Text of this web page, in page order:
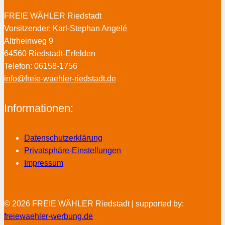
FREIE WÄHLER Riedstadt
Vorsitzender: Karl-Stephan Angelé
Altrheinweg 9
64560 Riedstadt-Erfelden
Telefon: 06158-1756
info@freie-waehler-riedstadt.de
Informationen:
Datenschutzerklärung
Privatsphäre-Einstellungen
Impressum
© 2026 FREIE WÄHLER Riedstadt | supported by:
freiewaehler-werbung.de